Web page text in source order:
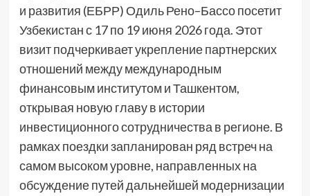
и развития (ЕБРР) Одиль Рено–Бассо посетит
Узбекистан с 17 по 19 июня 2026 года. Этот
визит подчеркивает укрепление партнерских
отношений между международным
финансовым институтом и Ташкентом,
открывая новую главу в истории
инвестиционного сотрудничества в регионе. В
рамках поездки запланирован ряд встреч на
самом высоком уровне, направленных на
обсуждение путей дальнейшей модернизации